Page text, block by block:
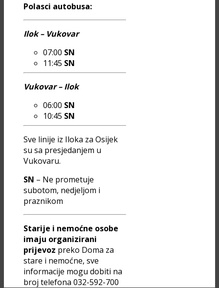
Polasci autobusa:
Ilok – Vukovar
07:00 SN
11:45 SN
Vukovar – Ilok
06:00 SN
10:45 SN
Sve linije iz Iloka za Osijek
su sa presjedanjem u
Vukovaru.
SN – Ne prometuje
subotom, nedjeljom i
praznikom
Starije i nemoćne osobe
imaju organizirani
prijevoz preko Doma za
stare i nemoćne, sve
informacije mogu dobiti na
broj telefona 032-592-700